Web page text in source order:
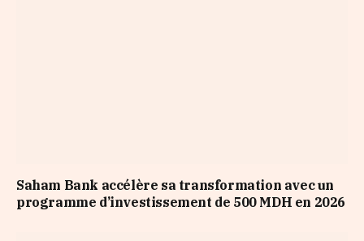
Saham Bank accélère sa transformation avec un
programme d’investissement de 500 MDH en 2026